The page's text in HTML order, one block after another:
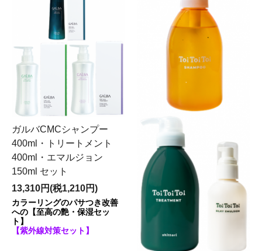
ガルバCMCシャンプー
400ml・トリートメント
400ml・エマルジョン
150ml セット
13,310円(税1,210円)
カラーリングのパサつき改善
への【至高の艶・保湿セッ
ト】
【紫外線対策セット】